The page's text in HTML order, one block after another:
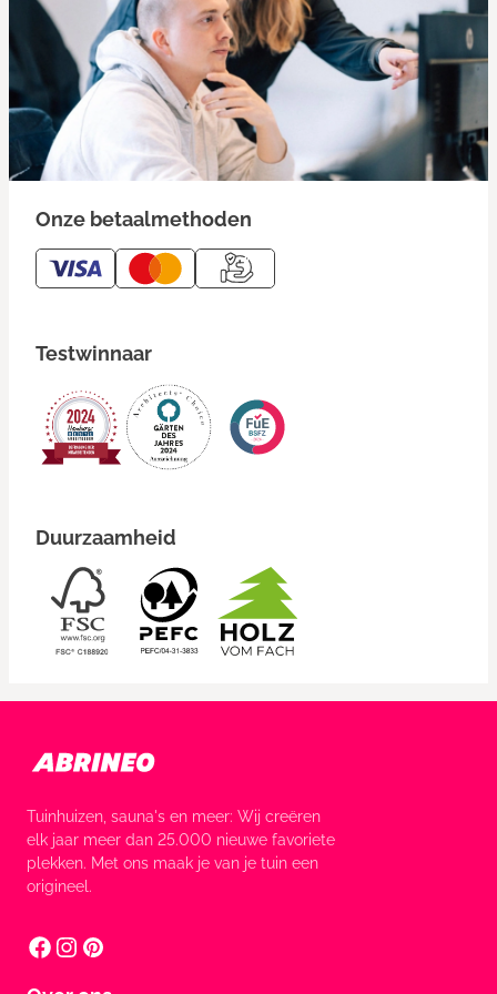
Onze betaalmethoden
Testwinnaar
Duurzaamheid
Tuinhuizen, sauna's en meer: Wij creëren
elk jaar meer dan 25.000 nieuwe favoriete
plekken. Met ons maak je van je tuin een
origineel.